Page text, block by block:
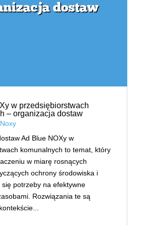
w przedsiębiorstwach
– organizacja dostaw
Noxy
Ad Blue NOXy w
komunalnych to temat, który
w miarę rosnących
ochrony środowiska i
się potrzeby na efektywne
Rozwiązania te są